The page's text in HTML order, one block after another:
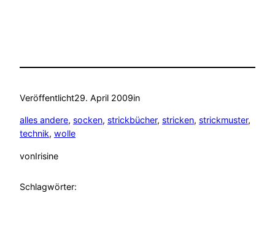
Veröffentlicht29. April 2009in
alles andere, socken, strickbücher, stricken, strickmuster
technik, wolle
vonIrisine
Schlagwörter: